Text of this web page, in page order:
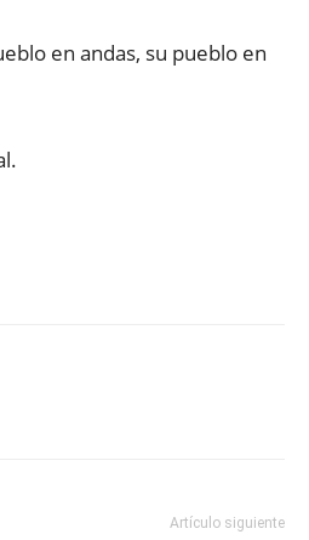
en andas, su pueblo en
Artículo siguiente